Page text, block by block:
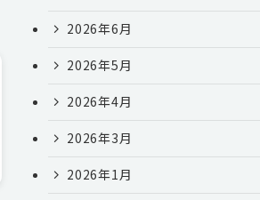
2026年6月
2026年5月
2026年4月
2026年3月
2026年1月